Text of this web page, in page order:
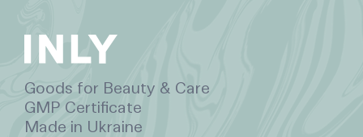
Goods for Beauty & Care
GMP Certificate
Made in Ukraine